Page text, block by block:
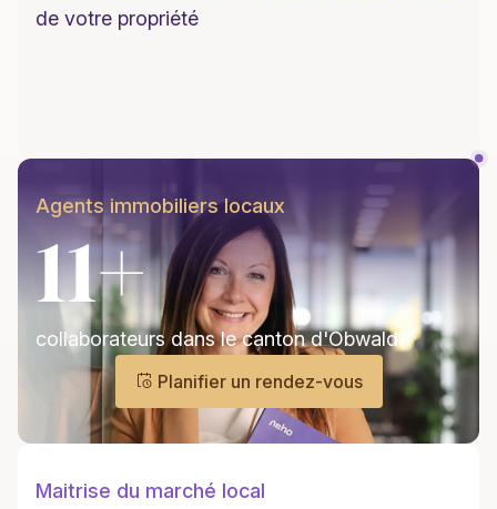
Agents immobiliers locaux
11+
collaborateurs dans le canton d'Obwald
Planifier un rendez-vous
Maitrise du marché local
de votre propriété